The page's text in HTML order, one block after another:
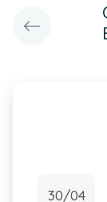
30/04